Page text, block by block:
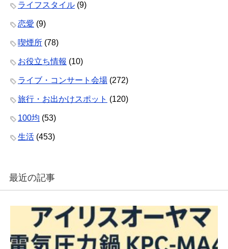
ライフスタイル (9)
恋愛 (9)
喫煙所 (78)
お役立ち情報 (10)
ライブ・コンサート会場 (272)
旅行・お出かけスポット (120)
100均 (53)
生活 (453)
最近の記事